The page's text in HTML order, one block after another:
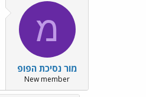
ב
ר
ך
מ
מור נסיכת הפופ
New member